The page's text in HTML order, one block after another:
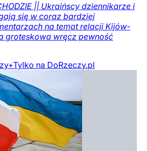
|| Ukraińscy dziennikarze i
się w coraz bardziej
na temat relacji Kijów-
groteskowa wręcz pewność
Tylko na DoRzeczy.pl